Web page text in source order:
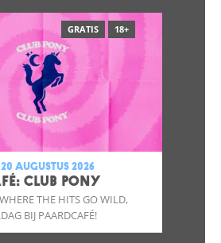
GRATIS 18+
augustus 2026
CLUB PONY
THE HITS GO WILD,
BIJ PAARDCAFÉ!